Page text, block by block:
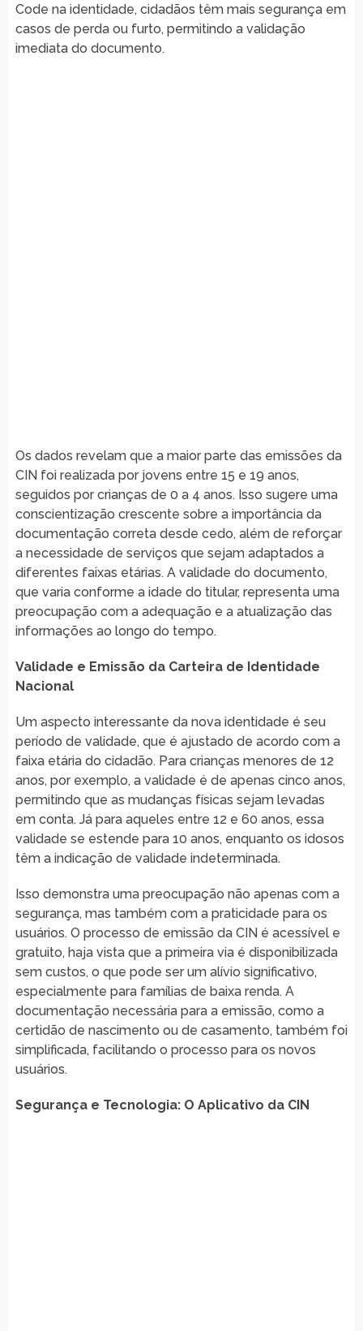
Code na identidade, cidadãos têm mais segurança em
casos de perda ou furto, permitindo a validação
imediata do documento.
Os dados revelam que a maior parte das emissões da
CIN foi realizada por jovens entre 15 e 19 anos,
seguidos por crianças de 0 a 4 anos. Isso sugere uma
conscientização crescente sobre a importância da
documentação correta desde cedo, além de reforçar
a necessidade de serviços que sejam adaptados a
diferentes faixas etárias. A validade do documento,
que varia conforme a idade do titular, representa uma
preocupação com a adequação e a atualização das
informações ao longo do tempo.
Validade e Emissão da Carteira de Identidade
Nacional
Um aspecto interessante da nova identidade é seu
período de validade, que é ajustado de acordo com a
faixa etária do cidadão. Para crianças menores de 12
anos, por exemplo, a validade é de apenas cinco anos,
permitindo que as mudanças físicas sejam levadas
em conta. Já para aqueles entre 12 e 60 anos, essa
validade se estende para 10 anos, enquanto os idosos
têm a indicação de validade indeterminada.
Isso demonstra uma preocupação não apenas com a
segurança, mas também com a praticidade para os
usuários. O processo de emissão da CIN é acessível e
gratuito, haja vista que a primeira via é disponibilizada
sem custos, o que pode ser um alívio significativo,
especialmente para famílias de baixa renda. A
documentação necessária para a emissão, como a
certidão de nascimento ou de casamento, também foi
simplificada, facilitando o processo para os novos
usuários.
Segurança e Tecnologia: O Aplicativo da CIN